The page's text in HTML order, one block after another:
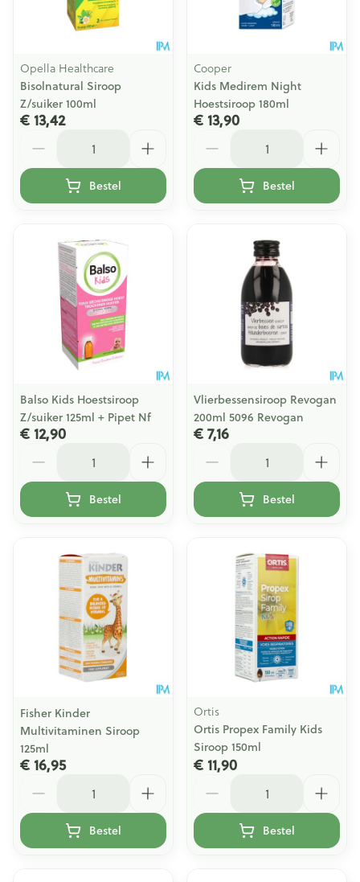
Opella Healthcare
Bisolnatural Siroop
Z/suiker 100ml
€ 13,42
Bestel
Cooper
Kids Medirem Night
Hoestsiroop 180ml
€ 13,90
Bestel
Balso Kids Hoestsiroop
Z/suiker 125ml + Pipet Nf
€ 12,90
Bestel
Vlierbessensiroop Revogan
200ml 5096 Revogan
€ 7,16
Bestel
Fisher Kinder
Multivitaminen Siroop
125ml
€ 16,95
Bestel
Ortis
Ortis Propex Family Kids
Siroop 150ml
€ 11,90
Bestel